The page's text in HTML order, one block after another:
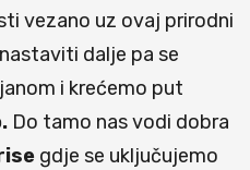
vezano uz ovaj prirodni
dalje pa se
i krećemo put
Do tamo nas vodi dobra
gdje se uključujemo